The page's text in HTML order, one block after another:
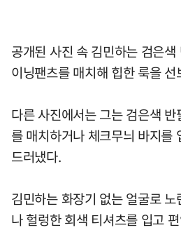
공개된 사진 속 김민하는 검은
이닝팬츠를 매치해 힙한 룩을 선
다른 사진에서는 그는 검은색
를 매치하거나 체크무늬 바지를
드러냈다.
김민하는 화장기 없는 얼굴로
나 헐렁한 회색 티셔츠를 입고